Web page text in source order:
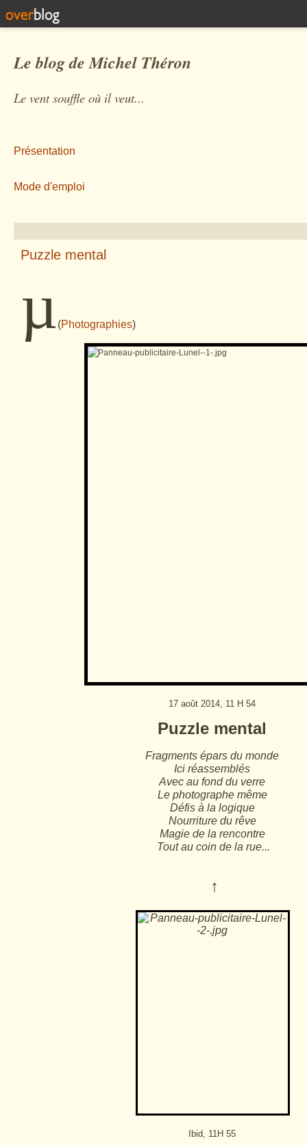
Le blog de Michel Théron
Le vent souffle où il veut...
Présentation
Mode d'emploi
Puzzle mental
µ (Photographies)
17 août 2014, 11 H 54
Puzzle mental
Fragments épars du monde
Ici réassemblés
Avec au fond du verre
Le photographe même
Défis à la logique
Nourriture du rêve
Magie de la rencontre
Tout au coin de la rue...
↑
Ibid, 11H 55